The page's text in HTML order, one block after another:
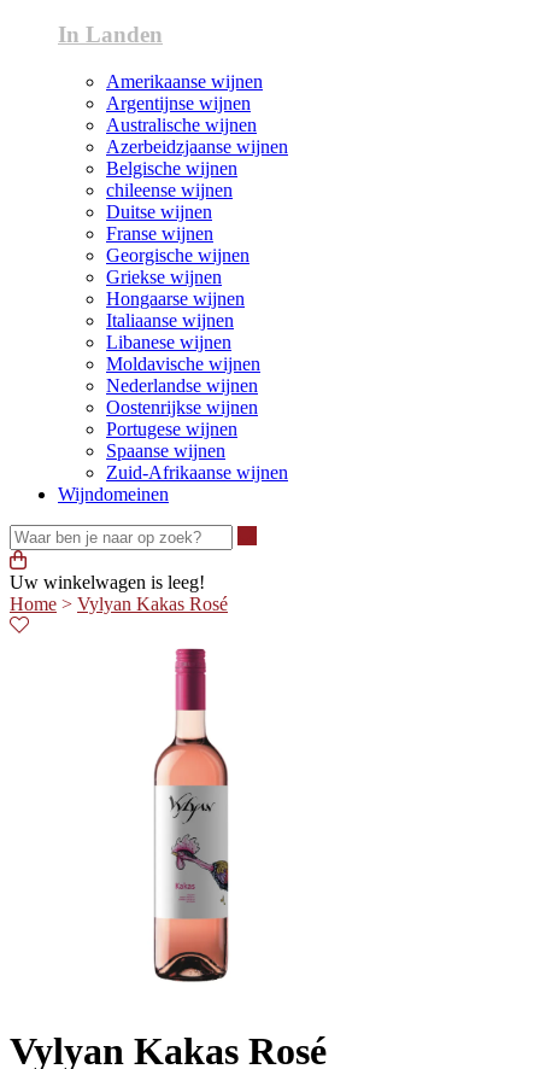
In Landen
Amerikaanse wijnen
Argentijnse wijnen
Australische wijnen
Azerbeidzjaanse wijnen
Belgische wijnen
chileense wijnen
Duitse wijnen
Franse wijnen
Georgische wijnen
Griekse wijnen
Hongaarse wijnen
Italiaanse wijnen
Libanese wijnen
Moldavische wijnen
Nederlandse wijnen
Oostenrijkse wijnen
Portugese wijnen
Spaanse wijnen
Zuid-Afrikaanse wijnen
Wijndomeinen
Uw winkelwagen is leeg!
Home > Vylyan Kakas Rosé
Vylyan Kakas Rosé